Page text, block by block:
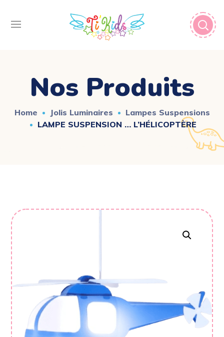
Nos Produits
Home Jolis Luminaires
Lampes Suspensions
LAMPE SUSPENSION … L’HÉLICOPTÈRE